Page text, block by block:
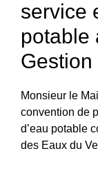
service
potable
Monsieur le
convention de
d’eau potable
des Eaux du